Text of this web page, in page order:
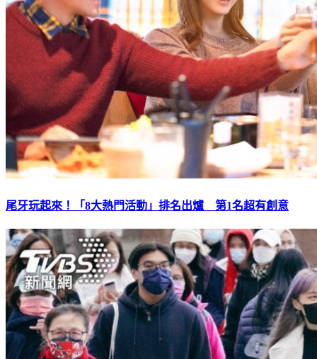
尾牙玩起來！「8大熱門活動」排名出爐 第1名超有創意